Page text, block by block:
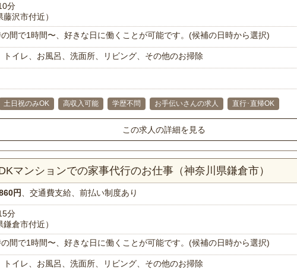
分
藤沢市付近）
間で1時間〜、好きな日に働くことが可能です。(候補の日時から選択)
トイレ、お風呂、洗面所、リビング、その他のお掃除
土日祝のみOK 高収入可能 学歴不問 お手伝いさんの求人 直行･直帰OK
この求人の詳細を見る
マンションでの家事代行のお仕事（神奈川県鎌倉市）
円 、交通費支給、前払い制度あり
分
鎌倉市付近）
間で1時間〜、好きな日に働くことが可能です。(候補の日時から選択)
トイレ、お風呂、洗面所、リビング、その他のお掃除